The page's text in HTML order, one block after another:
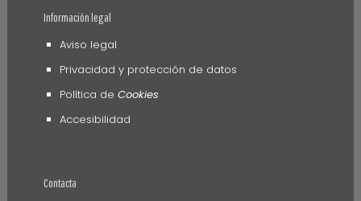
Información legal
Aviso legal
Privacidad y protección de datos
Política de Cookies
Accesibilidad
Contacta